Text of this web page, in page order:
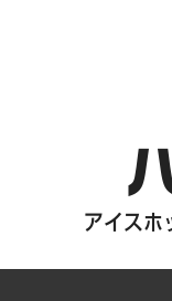
アイス